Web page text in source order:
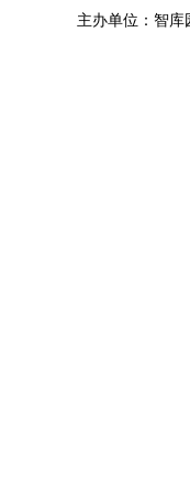
主办单位：智